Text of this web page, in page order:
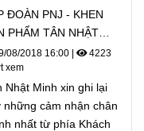
ĐOÀN PNJ - KHEN
PHẨM TÂN NHẬT
"ĐẸP QUÁ"
08/2018 16:00 |
4223
xem
Nhật Minh xin ghi lại
những cảm nhận chân
nhất từ phía Khách